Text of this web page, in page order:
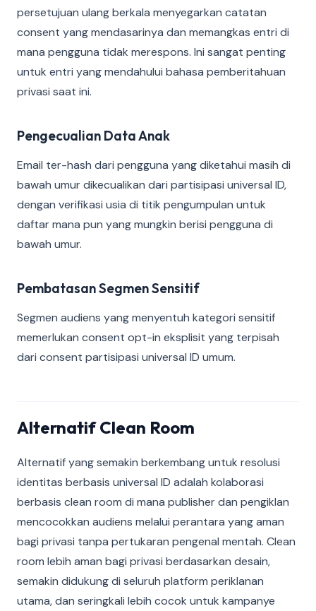
persetujuan ulang berkala menyegarkan catatan
consent yang mendasarinya dan memangkas entri di
mana pengguna tidak merespons. Ini sangat penting
untuk entri yang mendahului bahasa pemberitahuan
privasi saat ini.
Pengecualian Data Anak
Email ter-hash dari pengguna yang diketahui masih di
bawah umur dikecualikan dari partisipasi universal ID,
dengan verifikasi usia di titik pengumpulan untuk
daftar mana pun yang mungkin berisi pengguna di
bawah umur.
Pembatasan Segmen Sensitif
Segmen audiens yang menyentuh kategori sensitif
memerlukan consent opt-in eksplisit yang terpisah
dari consent partisipasi universal ID umum.
Alternatif Clean Room
Alternatif yang semakin berkembang untuk resolusi
identitas berbasis universal ID adalah kolaborasi
berbasis clean room di mana publisher dan pengiklan
mencocokkan audiens melalui perantara yang aman
bagi privasi tanpa pertukaran pengenal mentah. Clean
room lebih aman bagi privasi berdasarkan desain,
semakin didukung di seluruh platform periklanan
utama, dan seringkali lebih cocok untuk kampanye